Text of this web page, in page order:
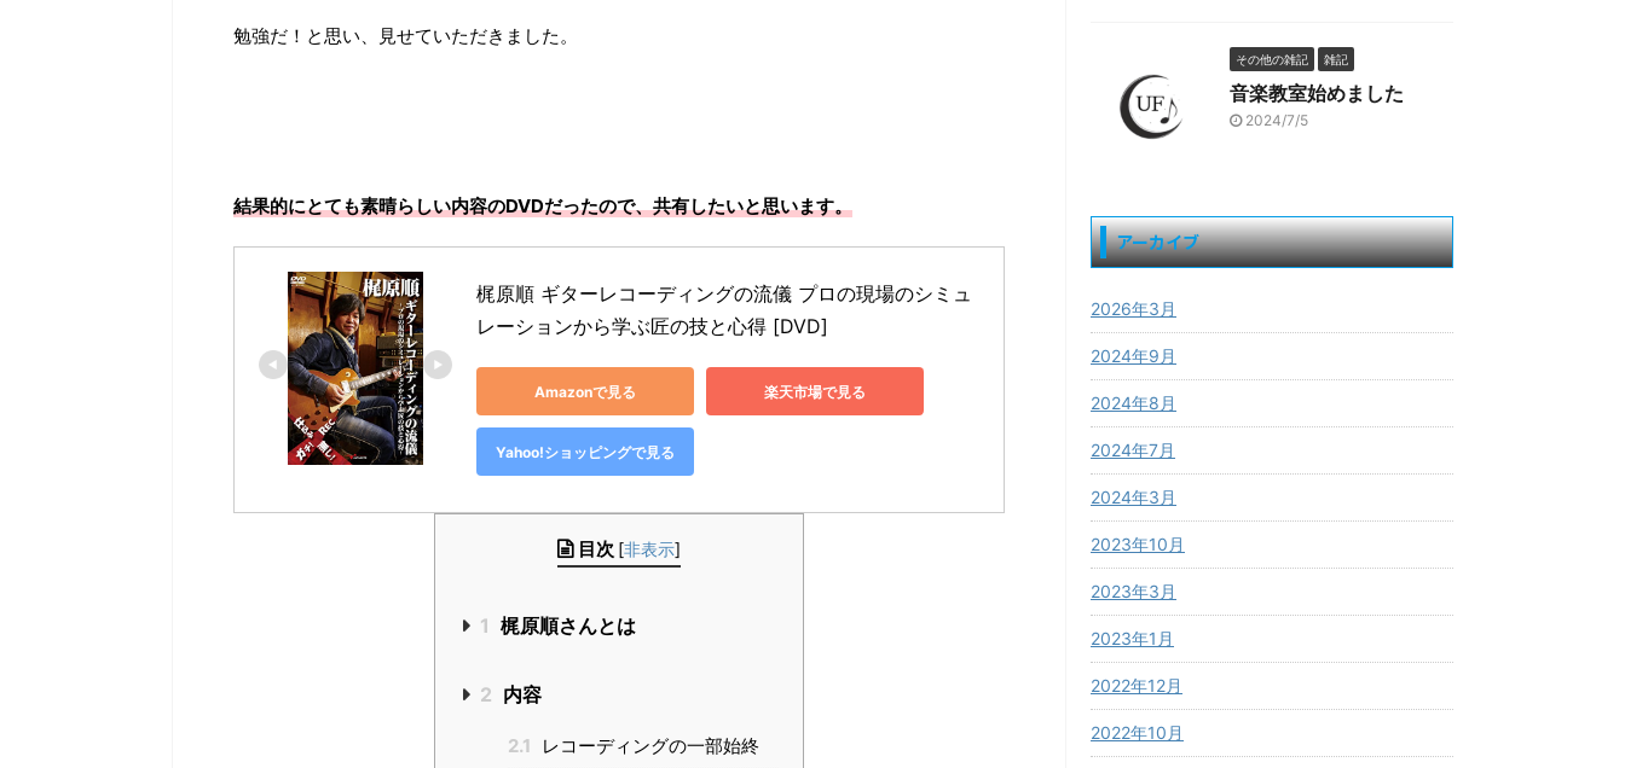
勉強だ！と思い、見せていただきました。
結果的にとても素晴らしい内容のDVDだったので、共有したいと思います。
梶原順 ギターレコーディングの流儀 プロの現場のシミュ
レーションから学ぶ匠の技と心得 [DVD]
Amazonで見る 楽天市場で見る
Yahoo!ショッピングで見る
目次 [非表示]
1 梶原順さんとは
2 内容
2.1 レコーディングの一部始終
その他の雑記 雑記
音楽教室始めました
2024/7/5
アーカイブ
2026年3月
2024年9月
2024年8月
2024年7月
2024年3月
2023年10月
2023年3月
2023年1月
2022年12月
2022年10月